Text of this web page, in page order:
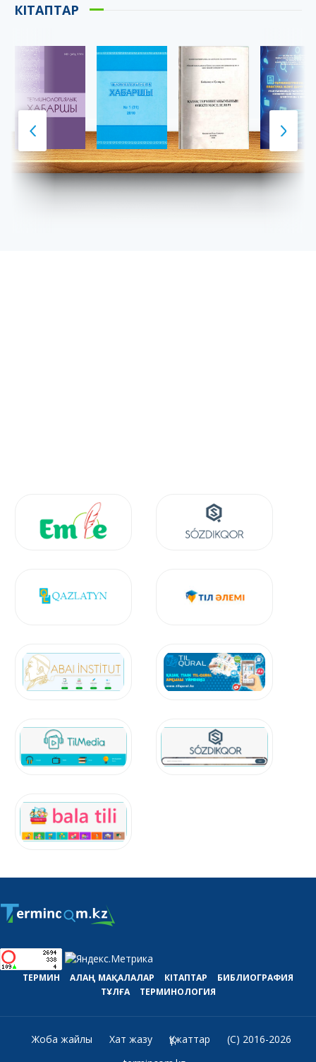
КІТАПТАР
ТЕРМИН АЛАҢ МАҚАЛАЛАР КІТАПТАР
БИБЛИОГРАФИЯ
ТҰЛҒА
ТЕРМИНОЛОГИЯ
Жоба жайлы Хат жазу Құжаттар
(C) 2016-2026